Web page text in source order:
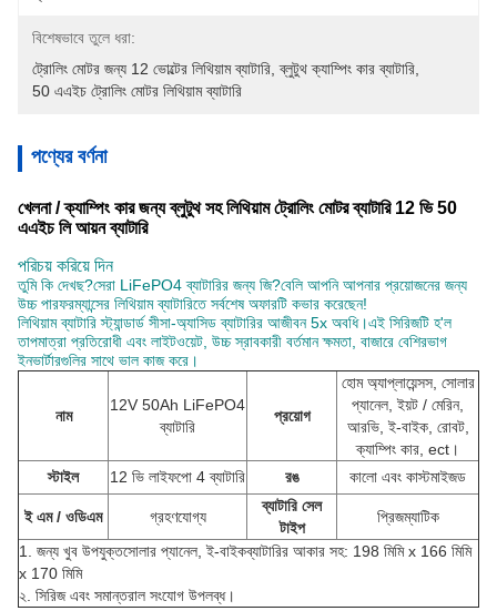
বিশেষভাবে তুলে ধরা:
ট্রোলিং মোটর জন্য 12 ভোল্টের লিথিয়াম ব্যাটারি , ব্লুটুথ ক্যাম্পিং কার ব্যাটারি
50 এএইচ ট্রোলিং মোটর লিথিয়াম ব্যাটারি
পণ্যের বর্ণনা
খেলনা / ক্যাম্পিং কার জন্য ব্লুটুথ সহ লিথিয়াম ট্রোলিং মোটর ব্যাটারি 12 ভি 50
এএইচ লি আয়ন ব্যাটারি
পরিচয় করিয়ে দিন
তুমি কি দেখছ?সেরা LiFePO4 ব্যাটারির জন্য জি?বেলি আপনি আপনার প্রয়োজনের জন্য
উচ্চ পারফরম্যান্সের লিথিয়াম ব্যাটারিতে সর্বশেষ অফারটি কভার করেছেন!
লিথিয়াম ব্যাটারি স্ট্যান্ডার্ড সীসা-অ্যাসিড ব্যাটারির আজীবন 5x অবধি।এই সিরিজটি হ'ল
তাপমাত্রা প্রতিরোধী এবং লাইটওয়েট, উচ্চ স্রাবকারী বর্তমান ক্ষমতা, বাজারে বেশিরভাগ
ইনভার্টারগুলির সাথে ভাল কাজ করে।
নাম
12V 50Ah LiFePO4
ব্যাটারি
প্রয়োগ
হোম অ্যাপ্লায়েন্সস, সোলার
প্যানেল, ইয়ট / মেরিন,
আরভি, ই-বাইক, রোবট,
ক্যাম্পিং কার, ect।
স্টাইল
12 ভি লাইফপো 4 ব্যাটারি রঙ কালো এবং কাস্টমাইজড
ই এম / ওডিএম গ্রহণযোগ্য
ব্যাটারি সেল
টাইপ
প্রিজম্যাটিক
1. জন্য খুব উপযুক্তসোলার প্যানেল, ই-বাইকব্যাটারির আকার সহ: 198 মিমি x 166 মিমি
x 170 মিমি
২. সিরিজ এবং সমান্তরাল সংযোগ উপলব্ধ।